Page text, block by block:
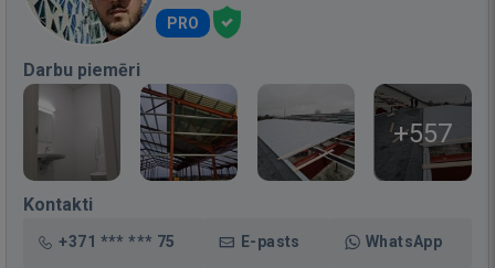
PRO
Darbu piemēri
+557
Kontakti
+371 *** *** 75 E-pasts WhatsApp